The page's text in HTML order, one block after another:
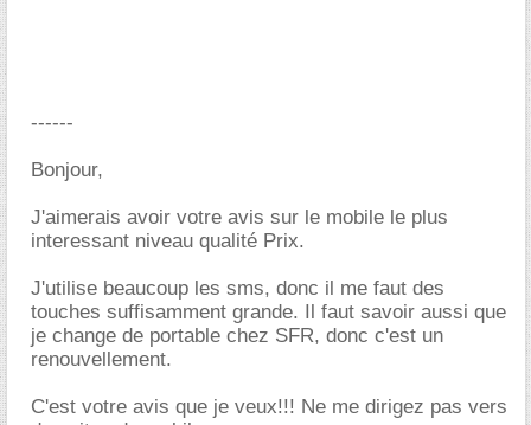
------
Bonjour,
J'aimerais avoir votre avis sur le mobile le plus
interessant niveau qualité Prix.
J'utilise beaucoup les sms, donc il me faut des
touches suffisamment grande. Il faut savoir aussi que
je change de portable chez SFR, donc c'est un
renouvellement.
C'est votre avis que je veux!!! Ne me dirigez pas vers